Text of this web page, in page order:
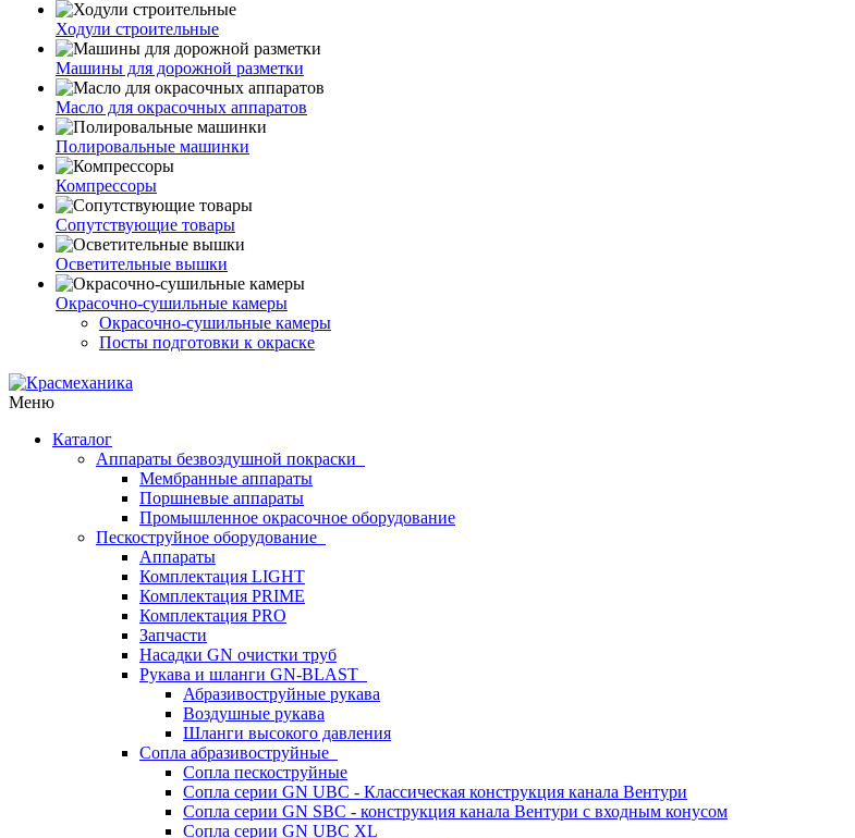
Ходули строительные
Машины для дорожной разметки
Масло для окрасочных аппаратов
Полировальные машинки
Компрессоры
Сопутствующие товары
Осветительные вышки
Окрасочно-сушильные камеры
Окрасочно-сушильные камеры
Посты подготовки к окраске
Меню
Каталог
Аппараты безвоздушной покраски
Мембранные аппараты
Поршневые аппараты
Промышленное окрасочное оборудование
Пескоструйное оборудование
Аппараты
Комплектация LIGHT
Комплектация PRIME
Комплектация PRO
Запчасти
Насадки GN очистки труб
Рукава и шланги GN-BLAST
Абразивоструйные рукава
Воздушные рукава
Шланги высокого давления
Сопла абразивоструйные
Сопла пескоструйные
Сопла серии GN UBC - Классическая конструкция канала Вентури
Сопла серии GN SBC - конструкция канала Вентури c входным конусом
Сопла серии GN UBC XL